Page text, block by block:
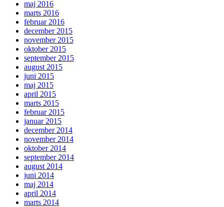
maj 2016
marts 2016
februar 2016
december 2015
november 2015
oktober 2015
september 2015
august 2015
juni 2015
maj 2015
april 2015
marts 2015
februar 2015
januar 2015
december 2014
november 2014
oktober 2014
september 2014
august 2014
juni 2014
maj 2014
april 2014
marts 2014